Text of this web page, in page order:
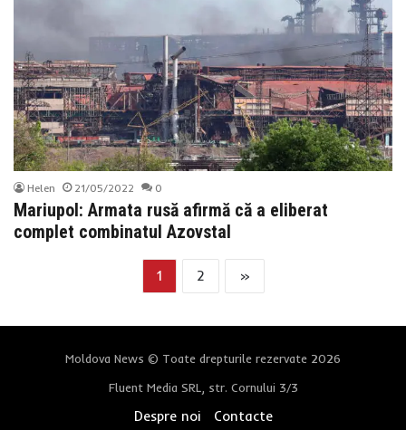
Helen 21/05/2022 0
Mariupol: Armata rusă afirmă că a eliberat
complet combinatul Azovstal
1 2 »
Moldova News © Toate drepturile rezervate 2026
Fluent Media SRL, str. Cornului 3/3
Despre noi Contacte